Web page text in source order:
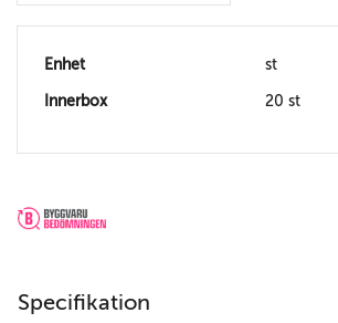
Enhet st
Innerbox 20 st
Specifikation